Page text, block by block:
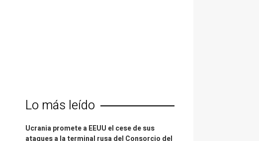
Lo más leído
Ucrania promete a EEUU el cese de sus
ataques a la terminal rusa del Consorcio del